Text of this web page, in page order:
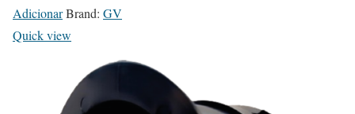
AdicionarBrand: GV
Quick view